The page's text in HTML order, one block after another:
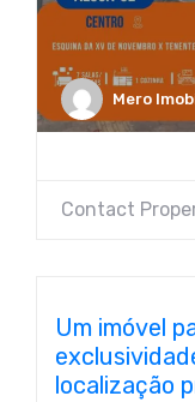
Mero
Contact
Um imóvel
localização